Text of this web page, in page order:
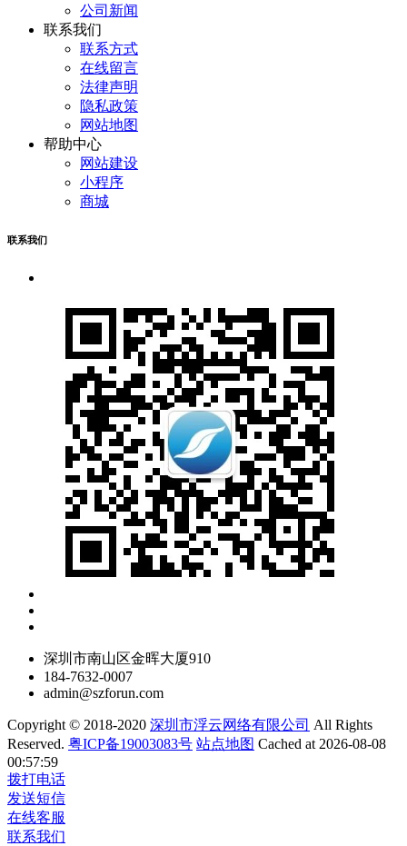
公司新闻
联系我们
联系方式
在线留言
法律声明
隐私政策
网站地图
帮助中心
网站建设
小程序
商城
联系我们
深圳市南山区金晖大厦910
184-7632-0007
admin@szforun.com
Copyright © 2018-2020 深圳市浮云网络有限公司 All Rights
Reserved. 粤ICP备19003083号 站点地图 Cached at 2026-08-08
00:57:59
拨打电话
发送短信
在线客服
联系我们